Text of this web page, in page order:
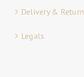
Delivery & Return
Legals